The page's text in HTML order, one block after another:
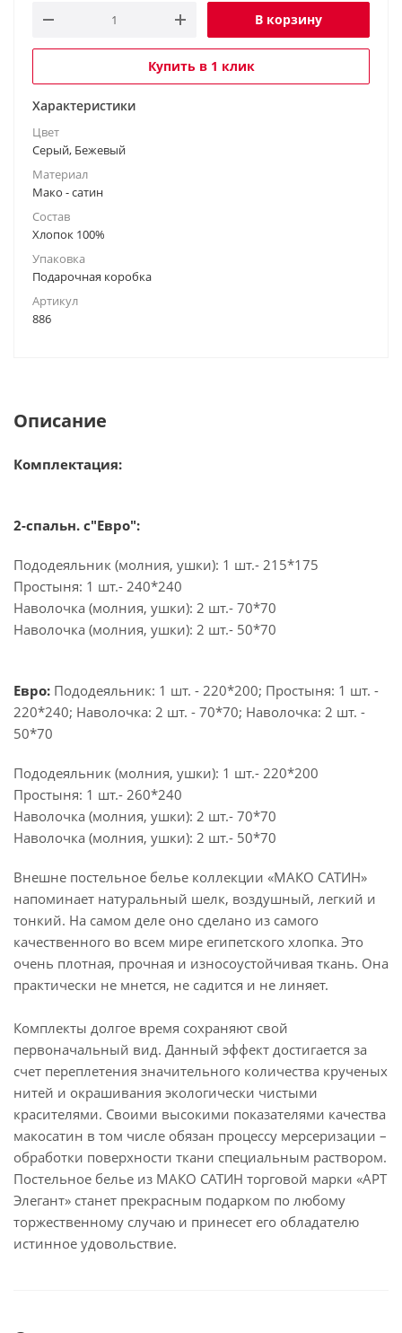
В корзину
Купить в 1 клик
Характеристики
Цвет
Серый, Бежевый
Материал
Мако - сатин
Состав
Хлопок 100%
Упаковка
Подарочная коробка
Артикул
886
Описание
Комплектация:
2-спальн. с"Евро":
Пододеяльник (молния, ушки): 1 шт.- 215*175
Простыня: 1 шт.- 240*240
Наволочка (молния, ушки): 2 шт.- 70*70
Наволочка (молния, ушки): 2 шт.- 50*70
Евро: Пододеяльник: 1 шт. - 220*200; Простыня: 1 шт. -
220*240; Наволочка: 2 шт. - 70*70; Наволочка: 2 шт. -
50*70
Пододеяльник (молния, ушки): 1 шт.- 220*200
Простыня: 1 шт.- 260*240
Наволочка (молния, ушки): 2 шт.- 70*70
Наволочка (молния, ушки): 2 шт.- 50*70
Внешне постельное белье коллекции «МАКО САТИН»
напоминает натуральный шелк, воздушный, легкий и
тонкий. На самом деле оно сделано из самого
качественного во всем мире египетского хлопка. Это
очень плотная, прочная и износоустойчивая ткань. Она
практически не мнется, не садится и не линяет.
Комплекты долгое время сохраняют свой
первоначальный вид. Данный эффект достигается за
счет переплетения значительного количества крученых
нитей и окрашивания экологически чистыми
красителями. Своими высокими показателями качества
макосатин в том числе обязан процессу мерсеризации –
обработки поверхности ткани специальным раствором.
Постельное белье из МАКО САТИН торговой марки «АРТ
Элегант» станет прекрасным подарком по любому
торжественному случаю и принесет его обладателю
истинное удовольствие.